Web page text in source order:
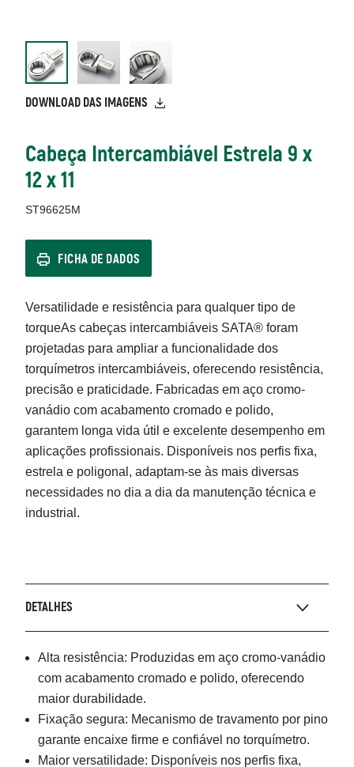
DOWNLOAD DAS IMAGENS
Cabeça Intercambiável Estrela 9 x
12 x 11
ST96625M
FICHA DE DADOS
Versatilidade e resistência para qualquer tipo de
torqueAs cabeças intercambiáveis SATA® foram
projetadas para ampliar a funcionalidade dos
torquímetros intercambiáveis, oferecendo resistência,
precisão e praticidade. Fabricadas em aço cromo-
vanádio com acabamento cromado e polido,
garantem longa vida útil e excelente desempenho em
aplicações profissionais. Disponíveis nos perfis fixa,
estrela e poligonal, adaptam-se às mais diversas
necessidades no dia a dia da manutenção técnica e
industrial.
DETALHES
Alta resistência: Produzidas em aço cromo-vanádio
com acabamento cromado e polido, oferecendo
maior durabilidade.
Fixação segura: Mecanismo de travamento por pino
garante encaixe firme e confiável no torquímetro.
Maior versatilidade: Disponíveis nos perfis fixa,